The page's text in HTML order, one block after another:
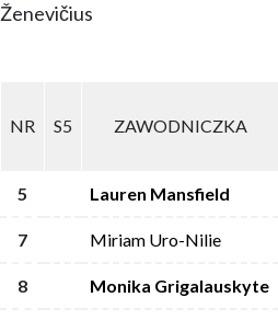
Ženevičius
NR S5 ZAWODNICZKA
5 Lauren Mansfield
7 Miriam Uro-Nilie
8 Monika Grigalauskyte
NR S5 ZAWODNICZKA
5 Lauren Mansfield
7 Miriam Uro-Nilie
8 Monika Grigalauskyte